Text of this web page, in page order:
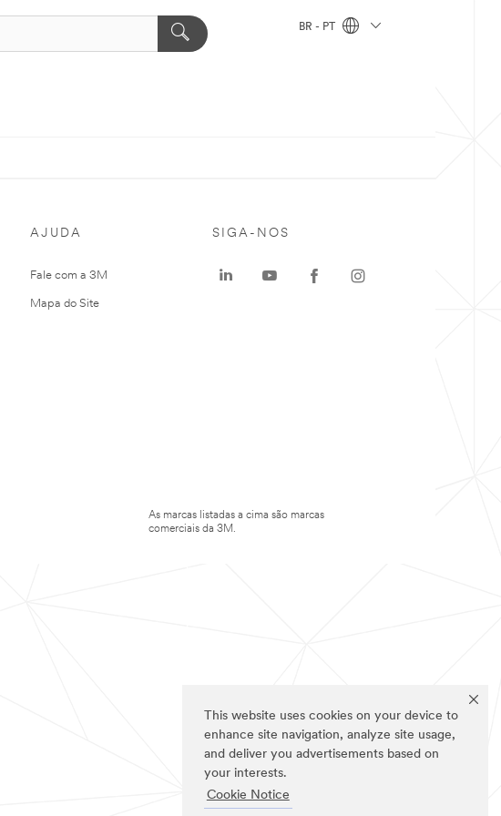
This website uses cookies on your device to
enhance site navigation, analyze site usage,
and deliver you advertisements based on
your interests.
Cookie Notice
BR - PT
AJUDA
Fale com a 3M
Mapa do Site
SIGA-NOS
As marcas listadas a cima são marcas
comerciais da 3M.